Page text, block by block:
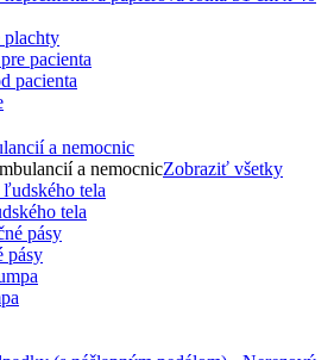
plachty
pacienta
a nemocnic
a nemocnicZobraziť všetky
tela
pásy